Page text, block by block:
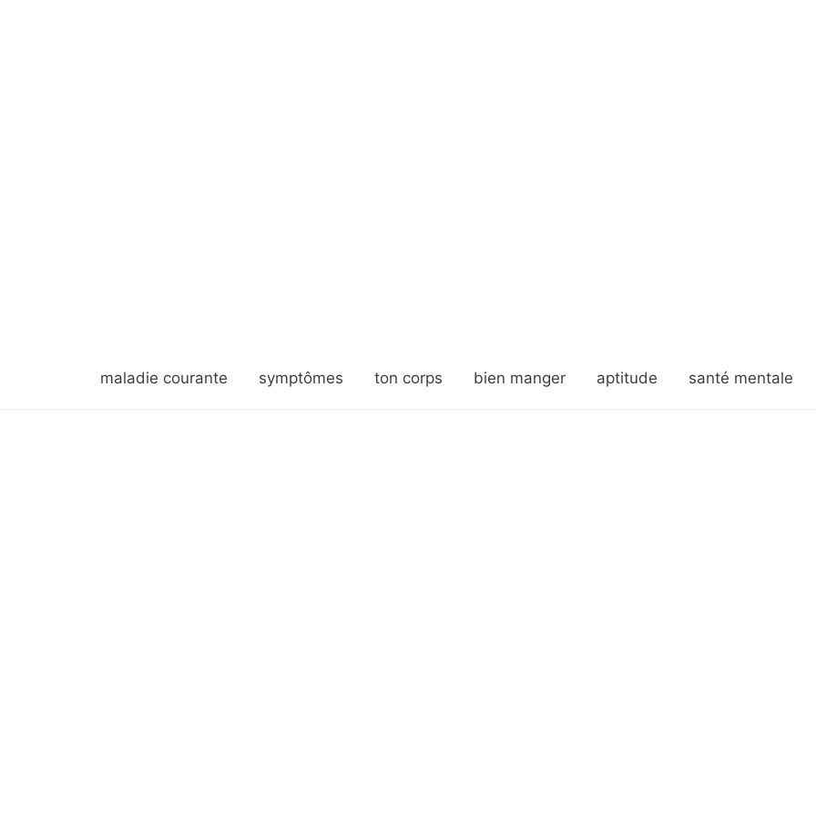
maladie courante symptômes ton corps bien manger aptitude santé mentale